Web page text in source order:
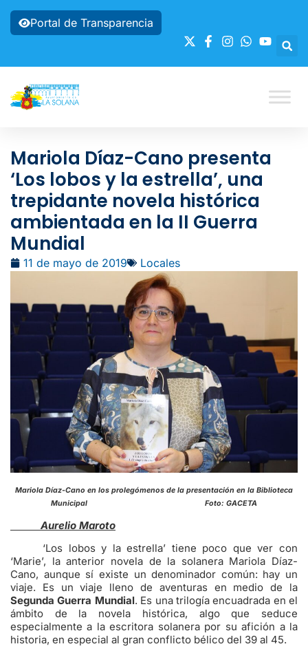
Portal de Transparencia
Mariola Díaz-Cano presenta
‘Los lobos y la estrella’, una
trepidante novela histórica
ambientada en la II Guerra
Mundial
11 de mayo de 2019 Locales
Mariola Díaz-Cano en los prolegómenos de la presentación en la Biblioteca
Municipal Foto: GACETA
Aurelio Maroto
‘Los lobos y la estrella’ tiene poco que ver con
‘Marie’, la anterior novela de la solanera Mariola Díaz-
Cano, aunque sí existe un denominador común: hay un
viaje. Es un viaje lleno de aventuras en medio de la
Segunda Guerra Mundial. Es una trilogía encuadrada en el
ámbito de la novela histórica, algo que seduce
especialmente a la escritora solanera por su afición a la
historia, en especial al gran conflicto bélico del 39 al 45.